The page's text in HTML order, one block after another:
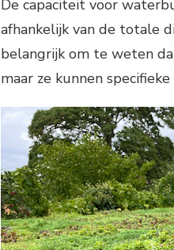
De capaciteit voor
afhankelijk van de totale
belangrijk om te weten
maar ze kunnen